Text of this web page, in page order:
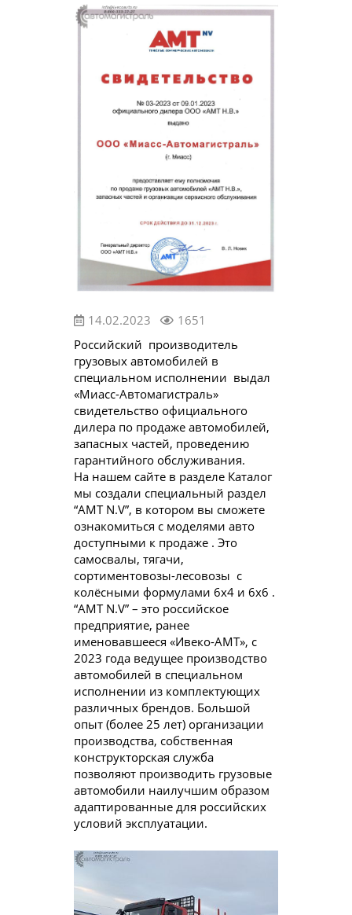
14.02.2023
1651
Российский производитель
грузовых автомобилей в
специальном исполнении выдал
«Миасс-Автомагистраль»
свидетельство официального
дилера по продаже автомобилей,
запасных частей, проведению
гарантийного обслуживания.
На нашем сайте в разделе Каталог
мы создали специальный раздел
“АМТ N.V”, в котором вы сможете
ознакомиться с моделями авто
доступными к продаже . Это
самосвалы, тягачи,
сортиментовозы-лесовозы с
колёсными формулами 6х4 и 6х6 .
“АМТ N.V” – это российское
предприятие, ранее
именовавшееся «Ивеко-АМТ», с
2023 года ведущее производство
автомобилей в специальном
исполнении из комплектующих
различных брендов. Большой
опыт (более 25 лет) организации
производства, собственная
конструкторская служба
позволяют производить грузовые
автомобили наилучшим образом
адаптированные для российских
условий эксплуатации.